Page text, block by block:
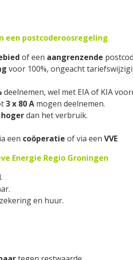
een postcoderoosregeling
of een aangrenzende
voor 100%, ongeacht
deelnemen, wel met EIA of KIA
3 x 80 A mogen deelnemen.
dan het verbruik.
een coöperatie of via een VVE
Energie Regio Groningen
en huur.